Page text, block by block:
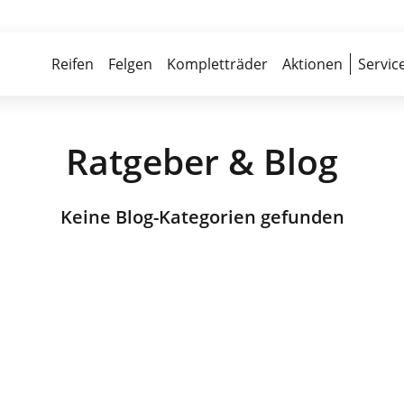
Reifen Felgen Kompletträder Aktionen
Ratgeber & Blog
Keine Blog-Kategorien gefunden